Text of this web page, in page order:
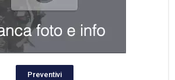
Preventivi